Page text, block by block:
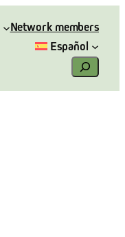
Network members
Español
Search